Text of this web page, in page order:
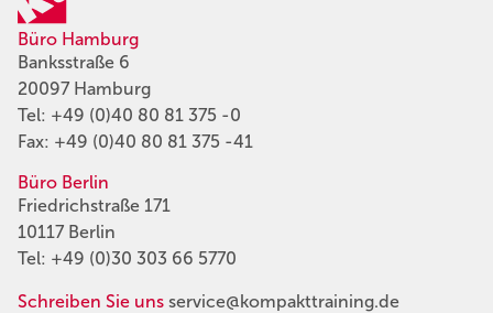
Büro Hamburg
Banksstraße 6
20097 Hamburg
Tel: +49 (0)40 80 81 375 -0
Fax: +49 (0)40 80 81 375 -41
Büro Berlin
Friedrichstraße 171
10117 Berlin
Tel: +49 (0)30 303 66 5770
Schreiben Sie uns service@kompakttraining.de